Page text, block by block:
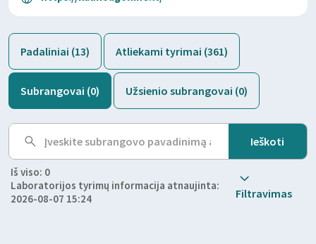
Padaliniai (13) Atliekami tyrimai (361)
Subrangovai (0) Užsienio subrangovai (0)
Iš viso: 0
Laboratorijos tyrimų informacija atnaujinta:
2026-08-07 15:24
Filtravimas